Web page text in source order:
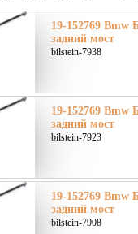
19-152769 Bmw
задний мост
bilstein-7938
19-152769 Bmw
задний мост
bilstein-7923
19-152769 Bmw
задний мост
bilstein-7908